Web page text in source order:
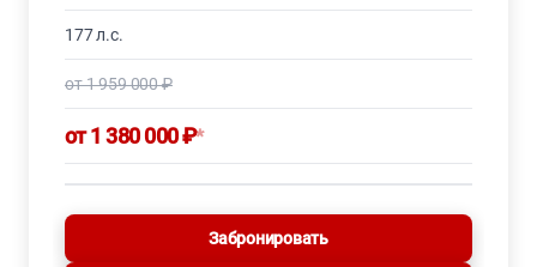
177 л.с.
от 1 959 000 ₽
от 1 380 000 ₽*
Забронировать